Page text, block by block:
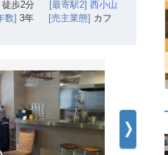
歩2分 [最寄駅2] 西小山
数] 3年 [売主業態] カフ